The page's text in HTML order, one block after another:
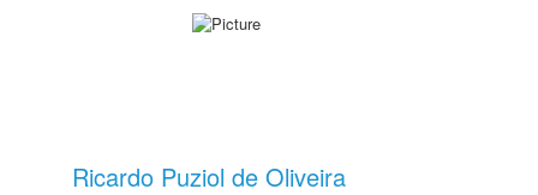
Ricardo Puziol de Oliveira